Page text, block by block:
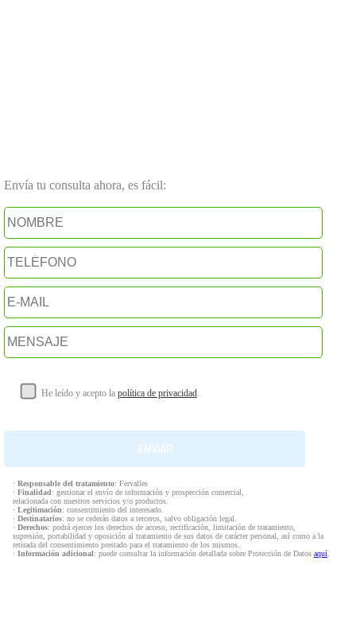
Envía tu consulta ahora, es fácil:
He leído y acepto la política de privacidad.
· Responsable del tratamiento: Fervalles
· Finalidad: gestionar el envío de información y prospección comercial,
relacionada con nuestros servicios y/o productos.
· Legitimación: consentimiento del interesado.
· Destinatarios: no se cederán datos a terceros, salvo obligación legal.
· Derechos: podrá ejercer los derechos de acceso, rectificación, limitación de tratamiento,
supresión, portabilidad y oposición al tratamiento de sus datos de carácter personal, así como a la
retirada del consentimiento prestado para el tratamiento de los mismos.
· Información adicional: puede consultar la información detallada sobre Protección de Datos aquí.